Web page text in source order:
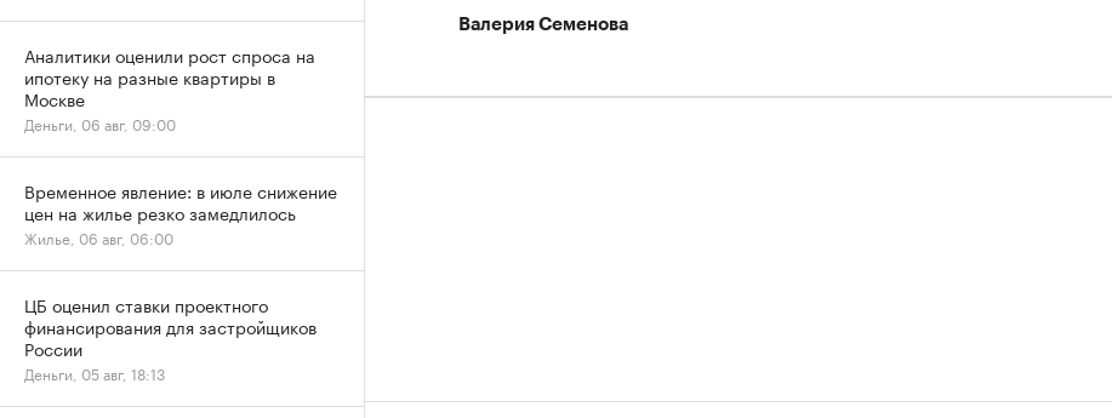
Валерия Семенова
Аналитики оценили рост спроса на
ипотеку на разные квартиры в
Москве
Деньги, 06 авг, 09:00
Временное явление: в июле снижение
цен на жилье резко замедлилось
Жилье, 06 авг, 06:00
ЦБ оценил ставки проектного
финансирования для застройщиков
России
Деньги, 05 авг, 18:13